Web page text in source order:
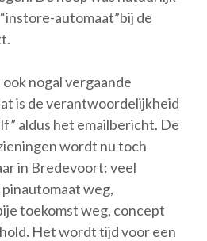
automaat”bij de
nogal vergaande
is de verantwoordelijkheid
aldus het emailbericht. De
wordt nu toch
in Bredevoort: veel
pinautomaat weg,
toekomst weg, concept
Het wordt tijd voor een